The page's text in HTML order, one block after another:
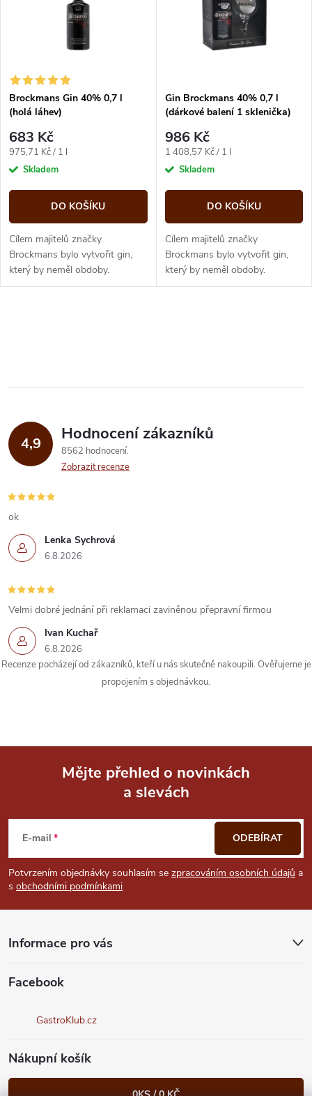
í
p
r
o
d
u
k
s
p
r
o
d
u
Brockmans Gin 40% 0,7 l
(holá láhev)
683 Kč
Měrná
cena:
975,71 Kč / 1 l
Skladem
DO KOŠÍKU
Cílem majitelů značky
Brockmans bylo vytvořit gin,
který by neměl obdoby.
Vybrané rostlinné ingredience
Gin Brockmans 40% 0,7 l
(dárkové balení 1 sklenička)
986 Kč
Měrná
cena:
1 408,57 Kč / 1 l
Skladem
DO KOŠÍKU
Cílem majitelů značky
Brockmans bylo vytvořit gin,
který by neměl obdoby.
Vybrané rostlinné ingredience
l
d
a
c
í
p
r
v
k
y
p
4,9 Hodnocení zákazníků
8562 hodnocení
Zobrazit recenze
Lenka Sychrová
6.8.2026
ok
Ivan Kuchař
6.8.2026
Velmi dobré jednání při reklamaci zaviněnou přepravní firmou
Recenze pocházejí od zákazníků, kteří u nás skutečně nakoupili. Ověřujeme je
propojením s objednávkou.
p
a
Mějte přehled o novinkách
a slevách
E-mail
Potvrzením objednávky souhlasím se zpracováním osobních údajů a
s obchodními podmínkami
ODEBÍRAT
Informace pro vás
Facebook
GastroKlub.cz
Nákupní košík